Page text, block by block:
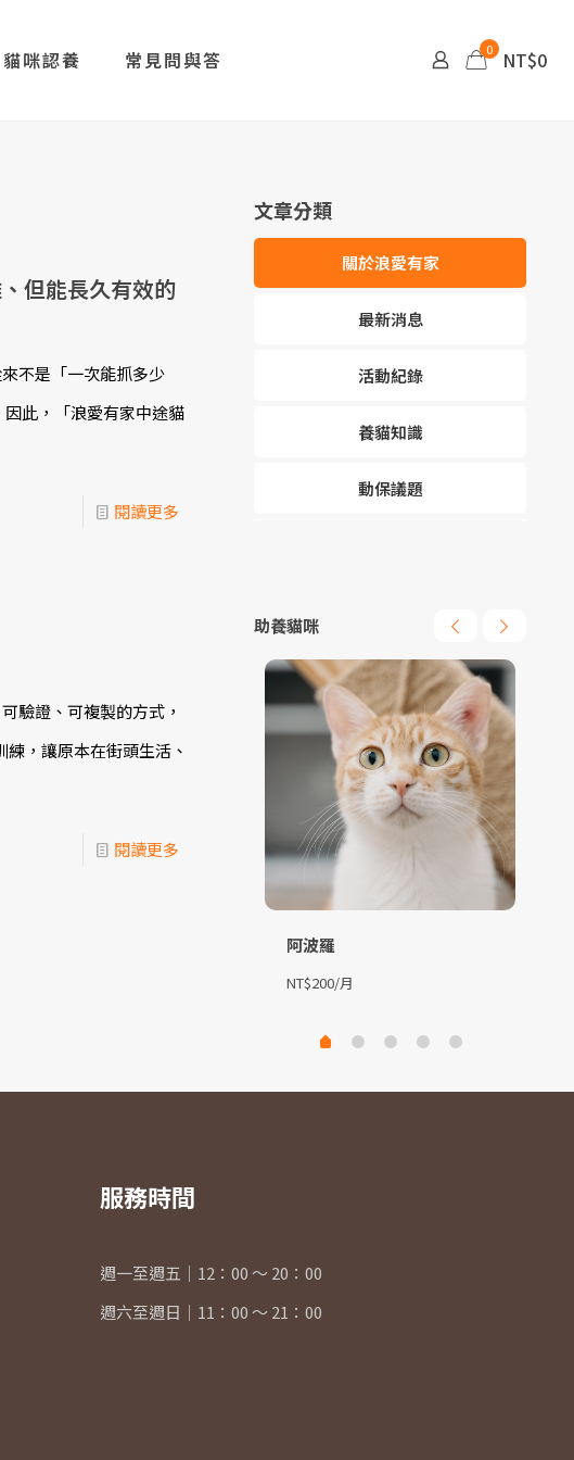
貓咪認養 常見問與答 0 NT$0
但能長久有效的
不是「一次能抓多少
此，「浪愛有家中途貓
閱讀更多
驗證、可複製的方式，
，讓原本在街頭生活、
閱讀更多
文章分類
關於浪愛有家
最新消息
活動紀錄
養貓知識
動保議題
助養貓咪
阿波羅
NT$200
服務時間
週一至週五｜12：00 ～ 20：00
週六至週日｜11：00 ～ 21：00